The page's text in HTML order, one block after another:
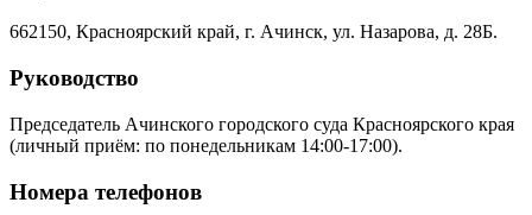
662150, Красноярский край, г. Ачинск, ул. Назарова, д. 28Б.
Руководство
Председатель Ачинского городского суда Красноярского края
(личный приём: по понедельникам 14:00-17:00).
Номера телефонов